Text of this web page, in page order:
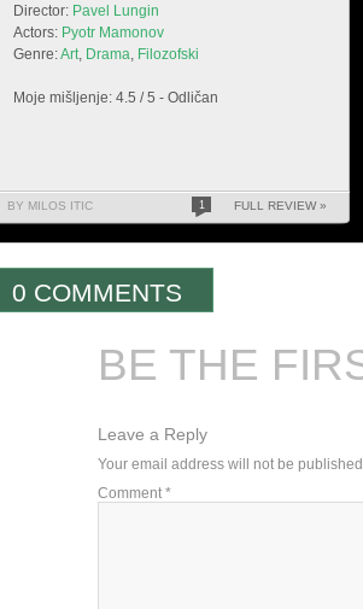
Director: Pavel Lungin
Actors: Pyotr Mamonov
Genre:Art, Drama, Filozofski
Moje mišljenje: 4.5 / 5 - Odličan
BY MILOS ITIC 1 FULL REVIEW »
0 COMMENTS
BE THE
Leave a Reply
Your email address will not be
Comment *